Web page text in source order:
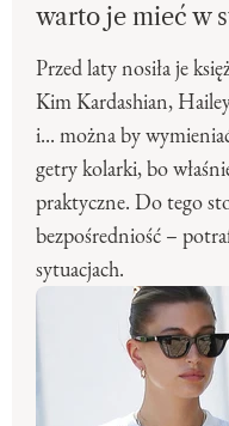
warto je mieć w
Przed laty nosiła je
Kim Kardashian,
i... można by
getry kolarki, bo
praktyczne. Do tego
bezpośredniość –
sytuacjach.